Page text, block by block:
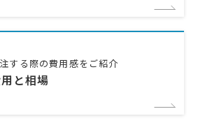
する際の費用感をご紹介
と相場